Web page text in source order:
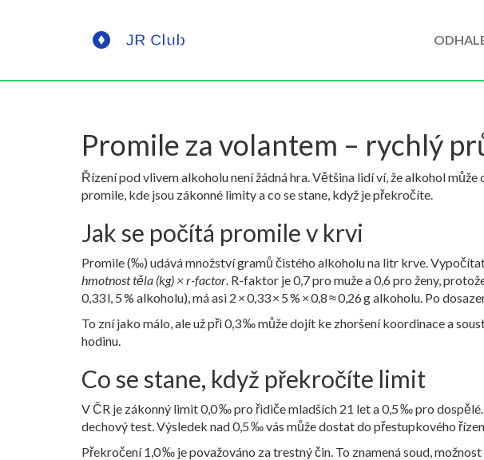
Promile za volantem – rychlý
Řízení pod vlivem alkoholu není žádná hra. Většina lidí ví, že alkohol
promile, kde jsou zákonné limity a co se stane, když je překročíte.
Jak se počítá promile v krvi
Promile (‰) udává množství gramů čistého alkoholu na litr krve.
hmotnost těla (kg) × r-factor. R-faktor je 0,7 pro muže a 0,6 pro ženy,
0,33 l, 5 % alkoholu), má asi 2 × 0,33 × 5 % × 0,8 ≈ 0,26 g alkoholu. Po
To zní jako málo, ale už při 0,3 ‰ může dojít ke zhoršení koordinace a
hodinu.
Co se stane, když překročíte limit
V ČR je zákonný limit 0,0 ‰ pro řidiče mladších 21 let a 0,5 ‰ pro
dechový test. Výsledek nad 0,5 ‰ vás může dostat do přestupkového
Překročení 1,0 ‰ je považováno za trestný čin. To znamená soud,